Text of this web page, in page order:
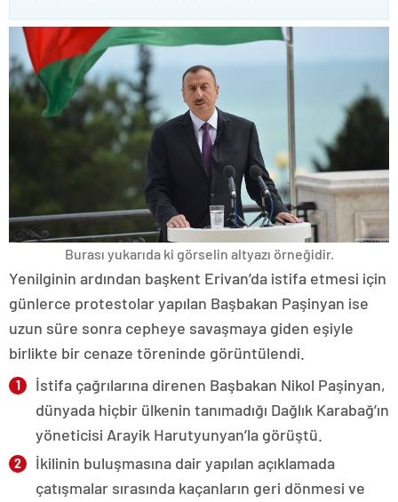
Burası yukarıda ki görselin altyazı örneğidir.
Yenilginin ardından başkent Erivan’da istifa etmesi için
günlerce protestolar yapılan Başbakan Paşinyan ise
uzun süre sonra cepheye savaşmaya giden eşiyle
birlikte bir cenaze töreninde görüntülendi.
İstifa çağrılarına direnen Başbakan Nikol Paşinyan,
dünyada hiçbir ülkenin tanımadığı Dağlık Karabağ’ın
yöneticisi Arayik Harutyunyan’la görüştü.
İkilinin buluşmasına dair yapılan açıklamada
çatışmalar sırasında kaçanların geri dönmesi ve